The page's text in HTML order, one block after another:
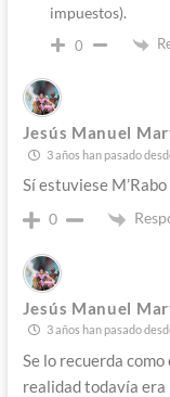
impuestos).
0
Jesús Manuel
3 años han pasado
Sí estuviese
0
Jesús Manuel
3 años han pasado
Se lo recuerda
realidad todavía era